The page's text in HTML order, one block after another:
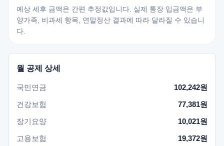
예상 세후 금액은 간편 추정값입니다. 실제 통장 입금액은 부
양가족, 비과세 항목, 연말정산 결과에 따라 달라질 수 있습니
다.
월 공제 상세
국민연금 102,242원
건강보험 77,381원
장기요양 10,021원
고용보험 19,372원